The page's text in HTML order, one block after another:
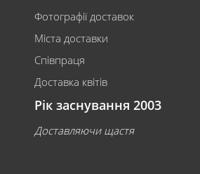
Фотографії доставок
Міста доставки
Співпраця
Доставка квітів
Рік заснування 2003
Доставляючи щастя